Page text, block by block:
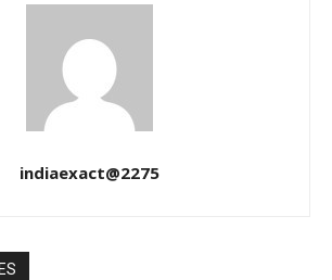
indiaexact@2275